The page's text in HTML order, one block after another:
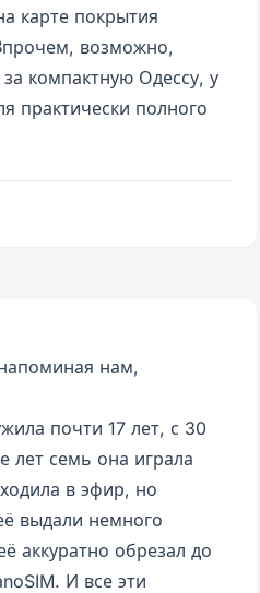
карте покрытия
возможно,
компактную Одессу, у
практически полного
нам,
почти 17 лет, с 30
лет семь она играла
в эфир, но
выдали немного
аккуратно обрезал до
И все эти